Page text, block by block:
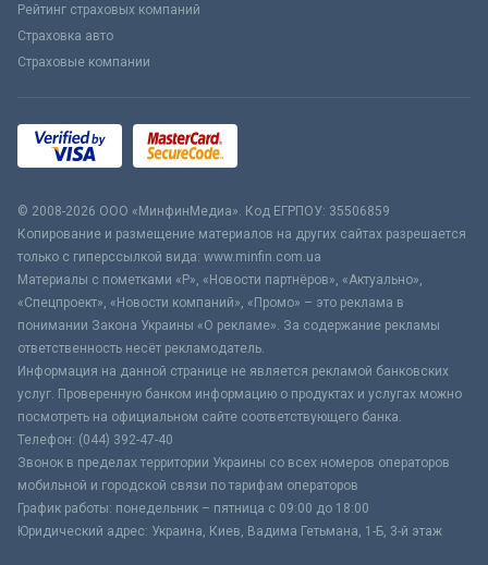
Рейтинг страховых компаний
Страховка авто
Страховые компании
© 2008-2026 ООО «МинфинМедиа». Код ЕГРПОУ: 35506859
Копирование и размещение материалов на других сайтах разрешается
только с гиперссылкой вида: www.minfin.com.ua
Материалы с пометками «Р», «Новости партнёров», «Актуально»,
«Спецпроект», «Новости компаний», «Промо» – это реклама в
понимании Закона Украины «О рекламе». За содержание рекламы
ответственность несёт рекламодатель.
Информация на данной странице не является рекламой банковских
услуг. Проверенную банком информацию о продуктах и услугах можно
посмотреть на официальном сайте соответствующего банка.
Телефон: (044) 392-47-40
Звонок в пределах территории Украины со всех номеров операторов
мобильной и городской связи по тарифам операторов
График работы: понедельник – пятница с 09:00 до 18:00
Юридический адрес: Украина, Киев, Вадима Гетьмана, 1-Б, 3-й этаж